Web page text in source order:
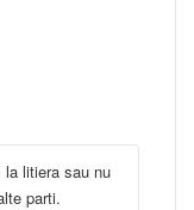
litiera sau nu
parti.